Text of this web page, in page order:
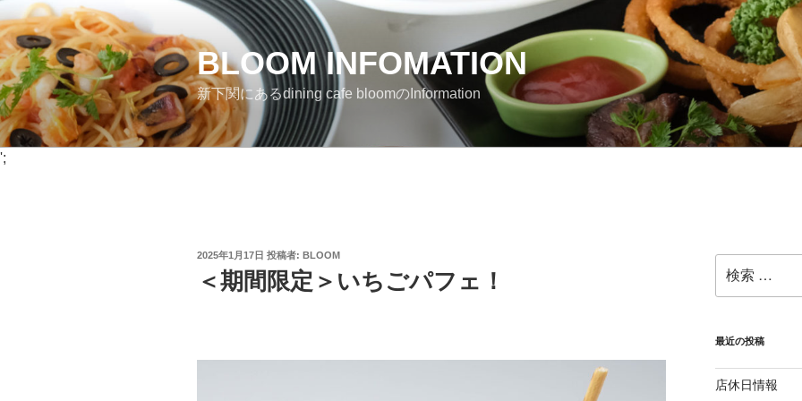
ン
テ
ン
ツ
へ
ス
キ
BLOOM INFOMATION
新下関にあるdining cafe bloomのInformation
';
投
日:
2025年1月17日 投稿者: BLOOM
＜期間限定＞いちごパフェ！
索:
最近の投稿
店休日情報